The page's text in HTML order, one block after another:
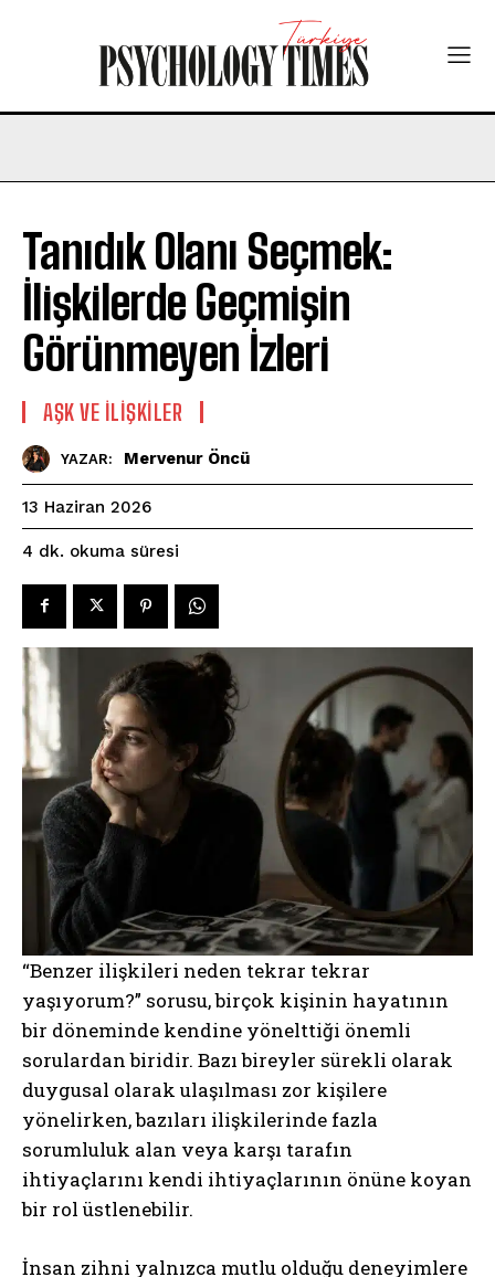
Tanıdık Olanı Seçmek:
İlişkilerde Geçmişin
Görünmeyen İzleri
AŞK VE İLIŞKILER
YAZAR: Mervenur Öncü
13 Haziran 2026
4 dk. okuma süresi
“Benzer ilişkileri neden tekrar tekrar
yaşıyorum?” sorusu, birçok kişinin hayatının
bir döneminde kendine yönelttiği önemli
sorulardan biridir. Bazı bireyler sürekli olarak
duygusal olarak ulaşılması zor kişilere
yönelirken, bazıları ilişkilerinde fazla
sorumluluk alan veya karşı tarafın
ihtiyaçlarını kendi ihtiyaçlarının önüne koyan
bir rol üstlenebilir.
İnsan zihni yalnızca mutlu olduğu deneyimlere